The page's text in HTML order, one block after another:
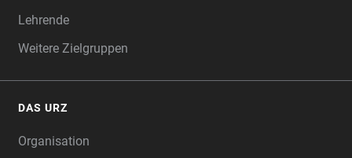
Lehrende
Weitere Zielgruppen
DAS URZ
Organisation